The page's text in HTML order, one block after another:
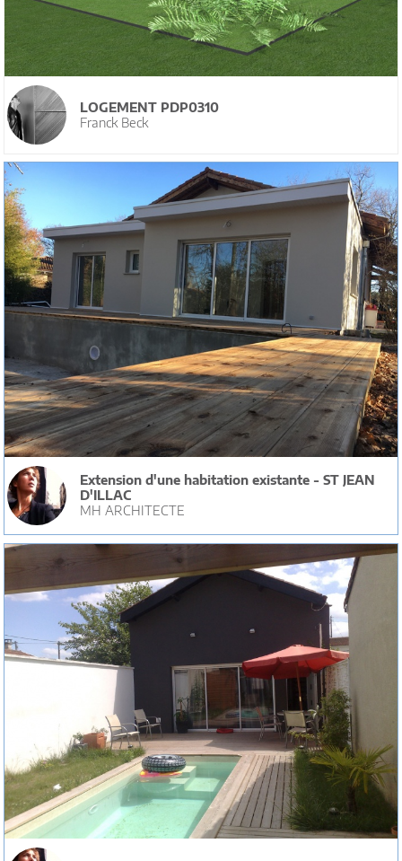
LOGEMENT PDP0310
Franck Beck
Extension d'une habitation existante - ST JEAN
D'ILLAC
MH ARCHITECTE